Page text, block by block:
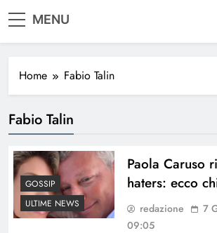
MENU
Home Fabio Talin
Fabio Talin
GOSSIP
ULTIME NEWS
Paola Caruso
haters: ecco
redazione
7
09:05